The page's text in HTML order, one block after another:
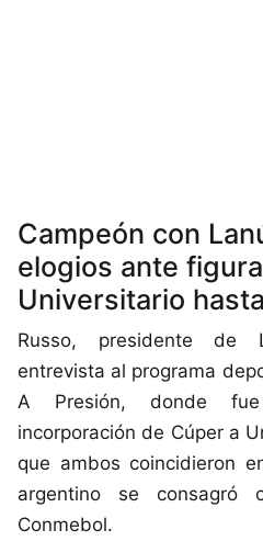
Campeón con
elogios ante
Universitario
Russo, presidente de
entrevista al programa
A Presión, donde
incorporación de Cúper a
que ambos coincidieron
argentino se consagró
Conmebol.